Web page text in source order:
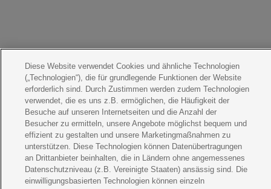
Diese Website verwendet Cookies und ähnliche Technologien
(„Technologien“), die für grundlegende Funktionen der Website
erforderlich sind. Durch Zustimmen werden zudem Technologien
verwendet, die es uns z.B. ermöglichen, die Häufigkeit der
Besuche auf unseren Internetseiten und die Anzahl der
Besucher zu ermitteln, unsere Angebote möglichst bequem und
effizient zu gestalten und unsere Marketingmaßnahmen zu
unterstützen. Diese Technologien können Datenübertragungen
an Drittanbieter beinhalten, die in Ländern ohne angemessenes
Datenschutzniveau (z.B. Vereinigte Staaten) ansässig sind. Die
einwilligungsbasierten Technologien können einzeln